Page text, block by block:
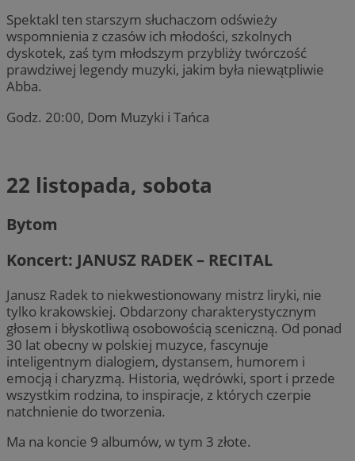
Spektakl ten starszym słuchaczom odświeży
wspomnienia z czasów ich młodości, szkolnych
dyskotek, zaś tym młodszym przybliży twórczość
prawdziwej legendy muzyki, jakim była niewątpliwie
Abba.
Godz. 20:00, Dom Muzyki i Tańca
22 listopada, sobota
Bytom
Koncert: JANUSZ RADEK – RECITAL
Janusz Radek to niekwestionowany mistrz liryki, nie
tylko krakowskiej. Obdarzony charakterystycznym
głosem i błyskotliwą osobowością sceniczną. Od ponad
30 lat obecny w polskiej muzyce, fascynuje
inteligentnym dialogiem, dystansem, humorem i
emocją i charyzmą. Historia, wędrówki, sport i przede
wszystkim rodzina, to inspiracje, z których czerpie
natchnienie do tworzenia.
Ma na koncie 9 albumów, w tym 3 złote.